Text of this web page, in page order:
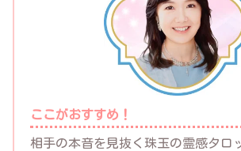
ここがおすすめ！
相手の本音を見抜く珠玉の霊感タロ